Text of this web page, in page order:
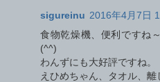
sigureinu 2016年4月7日
食物乾燥機、便利ですね
(^^)
わんずにも大好評ですね。
えひめちゃん、タオル、離